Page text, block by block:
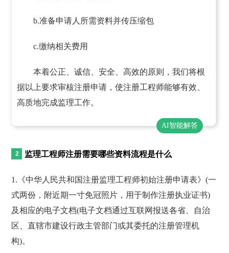
AI智能解答
b.准备申请人所需资料并传压缩包
c.缴纳相关费用
本着公正、诚信、安全、高效的原则，我们将根
据以上要求审核注册申请，使注册工程师能够有效、
高质地完成监理工作。
监理工程师注册需要哪些资料流程是什么
1.《中华人民共和国注册监理工程师初始注册申请表》(一
式两份，附近期一寸免冠照片，用于制作注册执业证书)
及相应的电子文档(电子文档通过互联网报送各省、自治
区、直辖市建设行政主管部门或其委托的注册管理机
构)。